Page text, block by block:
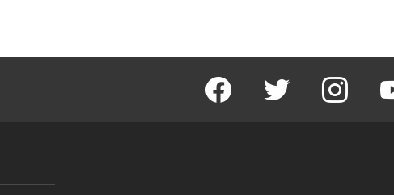
facebook twitter instagram